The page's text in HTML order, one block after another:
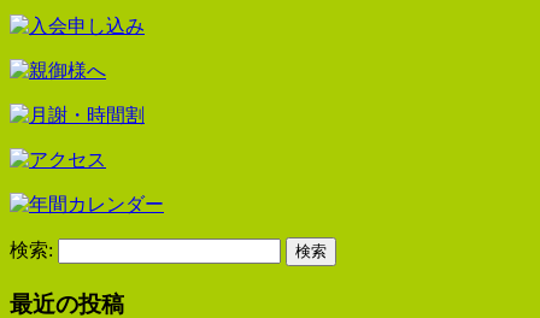
検索:
最近の投稿